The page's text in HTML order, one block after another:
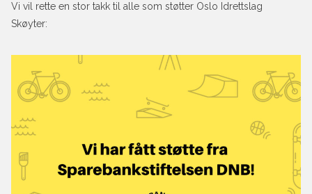
Vi vil rette en stor takk til alle som støtter Oslo Idrettslag
Skøyter: